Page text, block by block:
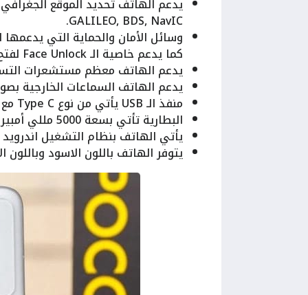
GALILEO, BDS, NavIC.
وسائل الأمان والحماية التي
كما يدعم خاصية الـ Face Unlock لفتح الهاتف عن طريق الوجه.
يدعم الهاتف معظم مستشعرات
يدعم الهاتف السماعات الخارجية
منفذ الـ USB يأتي من نوع Type C مع دعمه لخاصية الـ OTG.
البطارية تأتي بسعة 5000 مللي أمبير كما يدعم الشحن السريع بقوة 120 واط.
يأتي الهاتف بنظام التشغيل اندرويد 14 مع واجهة بوكو الأحدث الـ HyperOS.
يتوفر الهاتف باللون الاسود وباللون